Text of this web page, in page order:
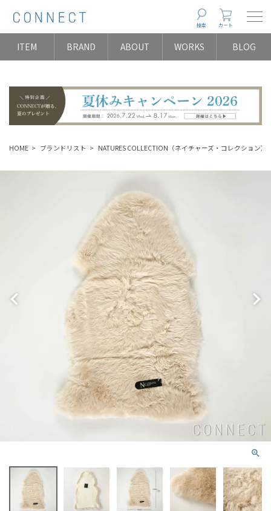
検索 カート
ITEM BRAND ABOUT WORKS BLOG
HOME ブランドリスト NATURES COLLECTION（ネイチャーズ・コレクション）